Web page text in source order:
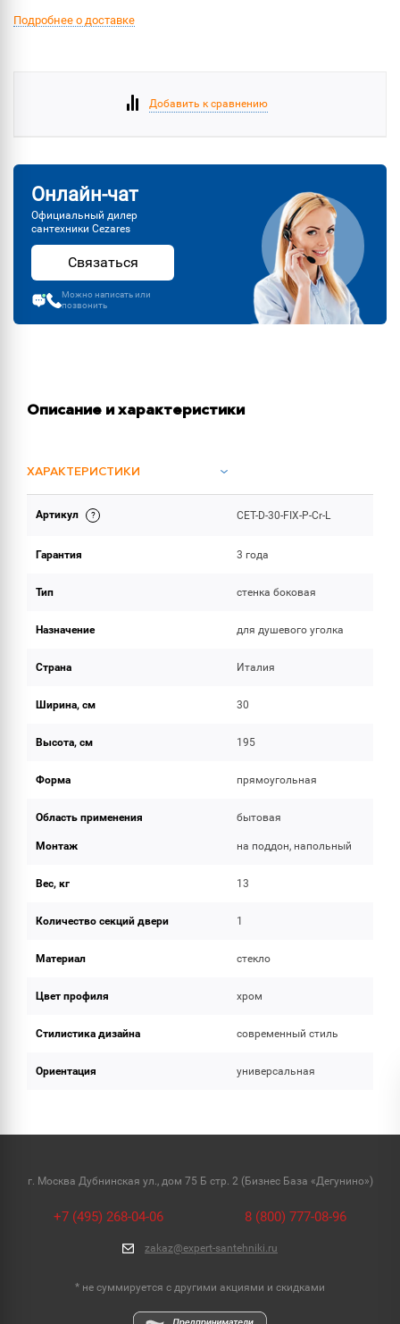
Подробнее о доставке
Добавить к сравнению
Онлайн-чат
Официальный дилер
сантехники Cezares
Связаться
Можно написать или
позвонить
Описание и характеристики
ХАРАКТЕРИСТИКИ
ОБЪЕМ ПОСТАВКИ
Артикул CET-D-30-FIX-P-Cr-L
Гарантия 3 года
Тип стенка боковая
Назначение для душевого уголка
Страна Италия
Ширина, см 30
Высота, см 195
Форма прямоугольная
Область применения бытовая
Монтаж на поддон, напольный
Вес, кг 13
Количество секций двери 1
Материал стекло
Цвет профиля хром
Стилистика дизайна современный стиль
Ориентация универсальная
г. Москва Дубнинская ул., дом 75 Б стр. 2 (Бизнес База «Дегунино»)
+7 (495) 268-04-06 8 (800) 777-08-96
zakaz@expert-santehniki.ru
* не суммируется с другими акциями и скидками